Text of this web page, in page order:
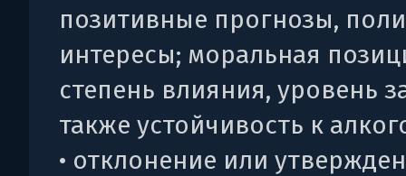
позитивные прогнозы,
интересы; моральная
степень влияния, уровень
также устойчивость к
• отклонение или